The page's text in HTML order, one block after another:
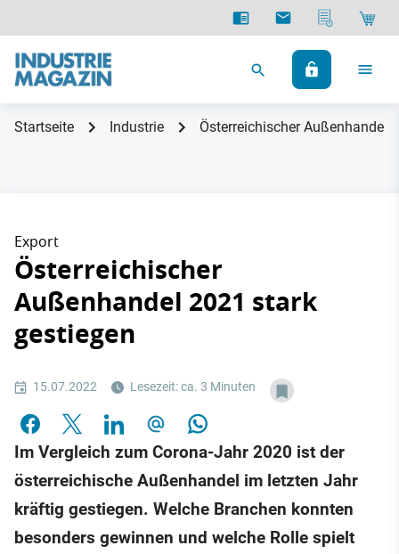
Startseite Industrie Österreichischer Außenhandel
Export
Österreichischer
Außenhandel 2021 stark
gestiegen
15.07.2022 Lesezeit: ca. 3 Minuten
Im Vergleich zum Corona-Jahr 2020 ist der
österreichische Außenhandel im letzten Jahr
kräftig gestiegen. Welche Branchen konnten
besonders gewinnen und welche Rolle spielt